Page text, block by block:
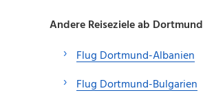
Andere Reiseziele ab Dortmund
Flug Dortmund-Albanien
Flug Dortmund-Bulgarien